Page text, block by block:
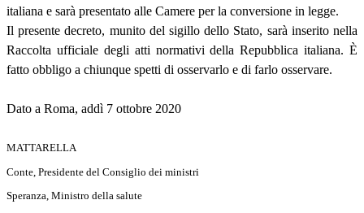
italiana e sarà presentato alle Camere per la conversione in legge.
Il presente decreto, munito del sigillo dello Stato, sarà inserito nella
Raccolta ufficiale degli atti normativi della Repubblica italiana. È
fatto obbligo a chiunque spetti di osservarlo e di farlo osservare.
Dato a Roma, addì 7 ottobre 2020
MATTARELLA
Conte, Presidente del Consiglio dei ministri
Speranza, Ministro della salute